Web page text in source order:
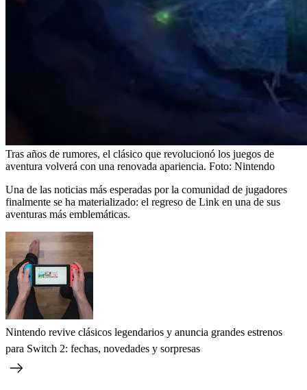
Tras años de rumores, el clásico que revolucionó los juegos de
aventura volverá con una renovada apariencia. Foto: Nintendo
Una de las noticias más esperadas por la comunidad de jugadores
finalmente se ha materializado: el regreso de Link en una de sus
aventuras más emblemáticas.
Nintendo revive clásicos legendarios y anuncia grandes estrenos
para Switch 2: fechas, novedades y sorpresas